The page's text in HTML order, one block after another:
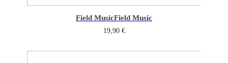
Field MusicField Music
19,90 €